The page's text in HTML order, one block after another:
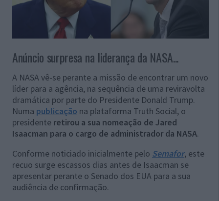
Anúncio surpresa na liderança da NASA...
A NASA vê-se perante a missão de encontrar um novo
líder para a agência, na sequência de uma reviravolta
dramática por parte do Presidente Donald Trump.
Numa publicação na plataforma Truth Social, o
presidente retirou a sua nomeação de Jared
Isaacman para o cargo de administrador da NASA.
Conforme noticiado inicialmente pelo Semafor, este
recuo surge escassos dias antes de Isaacman se
apresentar perante o Senado dos EUA para a sua
audiência de confirmação.